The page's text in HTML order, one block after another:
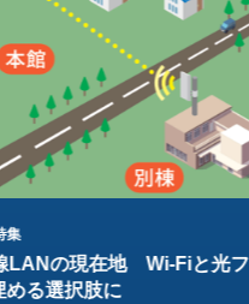
集
LANの現在地 Wi-Fiと光
める選択肢に